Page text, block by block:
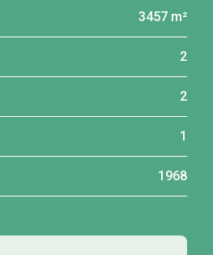
3457 m²
2
2
1
1968